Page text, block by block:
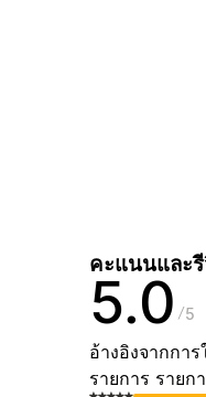
คะแนนและ
5.0 5
อ้างอิงจากกา
รายการ รายก